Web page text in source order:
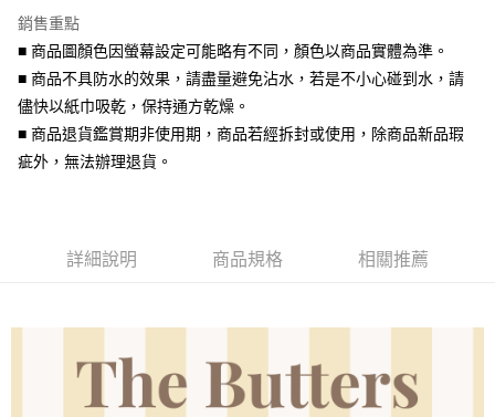
匯豐（台灣）商業銀行
聯邦商業銀行
遠東國際商業銀行
元大商業銀行
永豐商業銀行
台新國際商業銀行
台灣樂天信用卡公司
臺灣中小企業銀行
匯豐（台灣）商業銀行
華泰商業銀行
聯邦商業銀行
遠東國際商業銀行
元大商業銀行
玉山商業銀行
星展（台灣）商業銀行
台灣樂天信用卡公司
Apple Pay
街口支付
悠遊付
AFTEE先享後付是「在收到商品之後才付款」的支付方式。 讓您購物簡單
【「AFTEE先享後付」結帳流程】
１．於結帳方式選擇「AFTEE先享後付」後，將跳轉至「AFTEE先享後付」
ATM付款
銷售重點
■ 商品圖顏色因螢幕設定可能略有不同，顏色以商品實體為準。
■ 商品不具防水的效果，請盡量避免沾水，若是不小心碰到水，請
儘快以紙巾吸乾，保持通方乾燥。
■ 商品退貨鑑賞期非使用期，商品若經拆封或使用，除商品新品瑕
疵外，無法辦理退貨。
詳細說明 商品規格 相關推薦